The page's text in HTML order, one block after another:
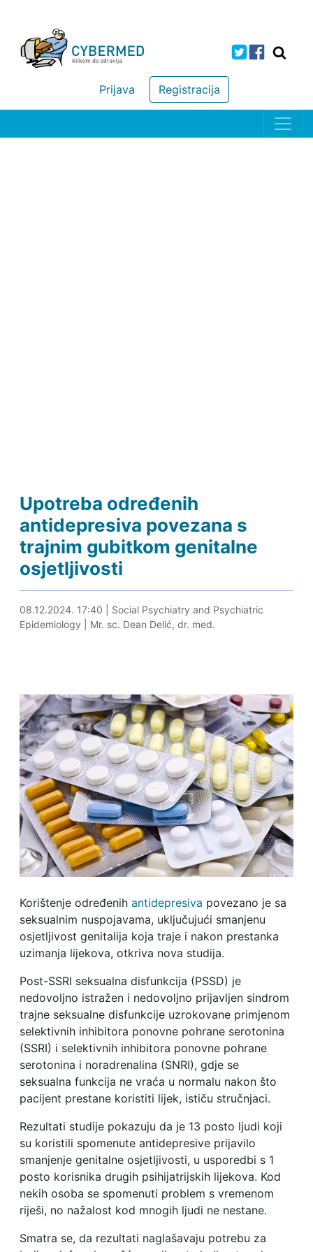
Registracija
Prijava
Upotreba određenih
antidepresiva povezana s
trajnim gubitkom genitalne
osjetljivosti
08.12.2024. 17:58
08.12.2024. 17:40
Social Psychiatry and Psychiatric
Epidemiology
Mr. sc. Dean Delić, dr. med.
Korištenje određenih antidepresiva povezano je sa
seksualnim nuspojavama, uključujući smanjenu
osjetljivost genitalija koja traje i nakon prestanka
uzimanja lijekova, otkriva nova studija.
Post-SSRI seksualna disfunkcija (PSSD) je
nedovoljno istražen i nedovoljno prijavljen sindrom
trajne seksualne disfunkcije uzrokovane primjenom
selektivnih inhibitora ponovne pohrane serotonina
(SSRI) i selektivnih inhibitora ponovne pohrane
serotonina i noradrenalina (SNRI), gdje se
seksualna funkcija ne vraća u normalu nakon što
pacijent prestane koristiti lijek, ističu stručnjaci.
Rezultati studije pokazuju da je 13 posto ljudi koji
su koristili spomenute antidepresive prijavilo
smanjenje genitalne osjetljivosti, u usporedbi s 1
posto korisnika drugih psihijatrijskih lijekova. Kod
nekih osoba se spomenuti problem s vremenom
riješi, no nažalost kod mnogih ljudi ne nestane.
Smatra se, da rezultati naglašavaju potrebu za